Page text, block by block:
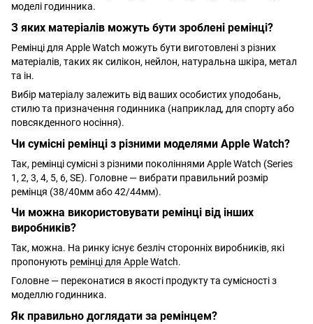
моделі годинника.
З яких матеріалів можуть бути зроблені ремінці?
Ремінці для Apple Watch можуть бути виготовлені з різних
матеріалів, таких як силікон, нейлон, натуральна шкіра, метал
та ін.
Вибір матеріалу залежить від ваших особистих уподобань,
стилю та призначення годинника (наприклад, для спорту або
повсякденного носіння).
Чи сумісні ремінці з різними моделями Apple Watch?
Так, ремінці сумісні з різними поколіннями Apple Watch (Series
1, 2, 3, 4, 5, 6, SE). Головне — вибрати правильний розмір
ремінця (38/40мм або 42/44мм).
Чи можна використовувати ремінці від інших
виробників?
Так, можна. На ринку існує безліч сторонніх виробників, які
пропонують ремінці для Apple Watch.
Головне — переконатися в якості продукту та сумісності з
моделлю годинника.
Як правильно доглядати за ремінцем?